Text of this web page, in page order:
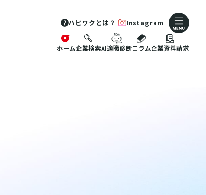
ハピワクとは？ Instagram
ホーム企業検索AI適職診断コラム企業資料請求